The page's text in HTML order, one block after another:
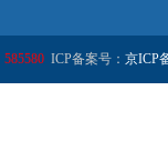
585580 ICP备案号： 京ICP